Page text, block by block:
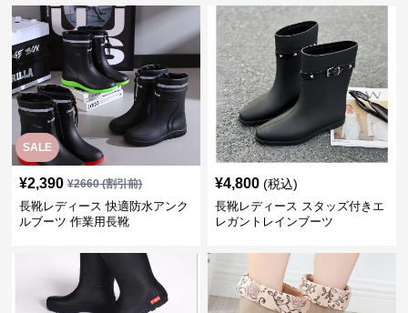
SALE
¥2,390 ¥2660(割引前)
長靴レディース 快適防水アンク
ルブーツ 作業用長靴
¥4,800 (税込)
長靴レディース スタッズ付きエ
レガントレインブーツ